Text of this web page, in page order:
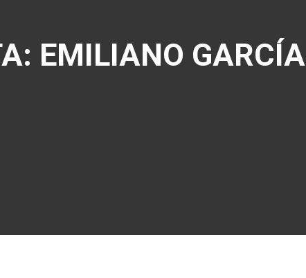
EMILIANO GARCÍA